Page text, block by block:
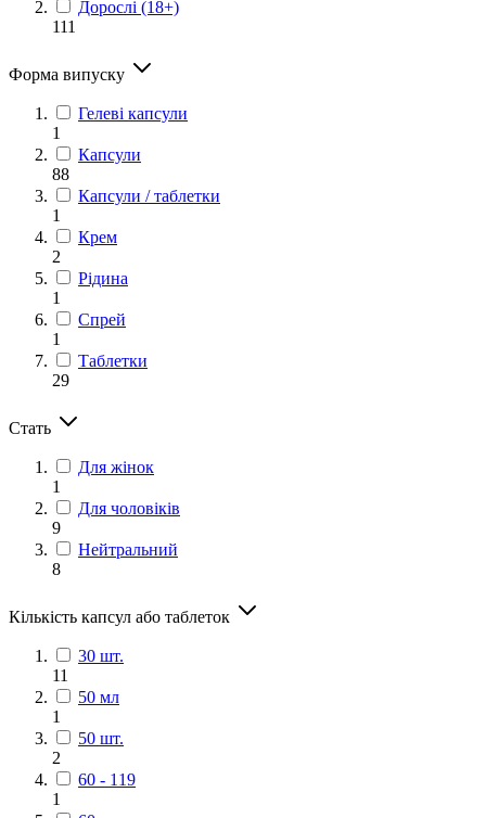
Дорослі (18+)
111
Форма випуску
Гелеві капсули
1
Капсули
88
Капсули / таблетки
1
Крем
2
Рідина
1
Спрей
1
Таблетки
29
Стать
Для жінок
1
Для чоловіків
9
Нейтральний
8
Кількість капсул або таблеток
30 шт.
11
50 мл
1
50 шт.
2
60 - 119
1